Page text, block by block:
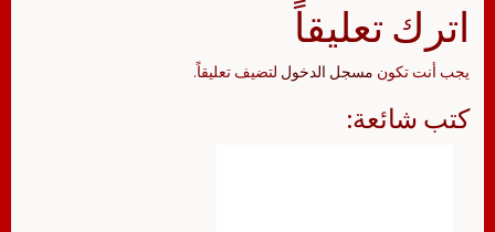
اترك تعليقاً
يجب أنت تكون مسجل الدخول لتضيف تعليقاً.
كتب شائعة: